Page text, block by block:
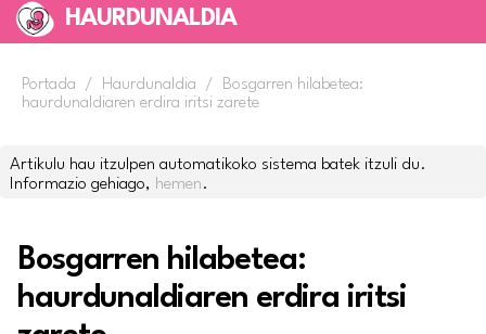
HAURDUNALDIA
Portada / Haurdunaldia /
Bosgarren hilabetea:
haurdunaldiaren erdira iritsi zarete
Artikulu hau itzulpen automatikoko sistema batek itzuli du.
Informazio gehiago, hemen.
Bosgarren hilabetea:
haurdunaldiaren erdira iritsi